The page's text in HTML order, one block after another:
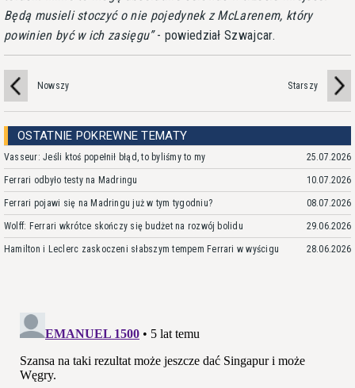
Będą musieli stoczyć o nie pojedynek z McLarenem, który
powinien być w ich zasięgu - powiedział Szwajcar.
Nowszy Starszy
OSTATNIE POKREWNE TEMATY
Vasseur: Jeśli ktoś popełnił błąd, to byliśmy to my 25.07.2026
Ferrari odbyło testy na Madringu 10.07.2026
Ferrari pojawi się na Madringu już w tym tygodniu? 08.07.2026
Wolff: Ferrari wkrótce skończy się budżet na rozwój bolidu 29.06.2026
Hamilton i Leclerc zaskoczeni słabszym tempem Ferrari w wyścigu 28.06.2026